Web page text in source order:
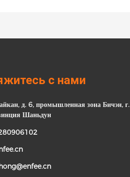
с нами
д. 6, промышленная зона Бичэн, г.
Шаньдун